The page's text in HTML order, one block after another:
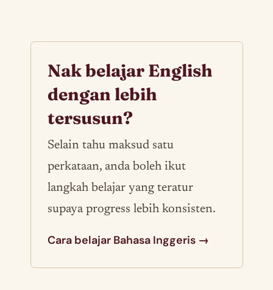
Nak belajar English
dengan lebih
tersusun?
Selain tahu maksud satu
perkataan, anda boleh ikut
langkah belajar yang teratur
supaya progress lebih konsisten.
Cara belajar Bahasa Inggeris →